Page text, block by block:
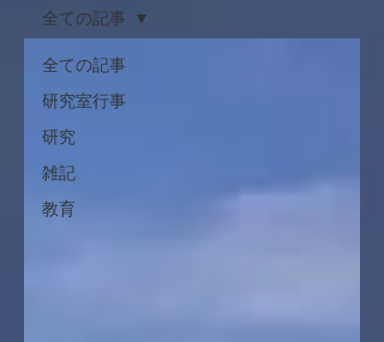
全ての記事
研究室行事
研究
雑記
教育
全ての記事